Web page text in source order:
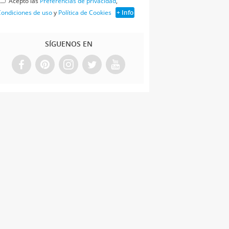
de usoy Política de Cookies + Info
SÍGUENOS EN